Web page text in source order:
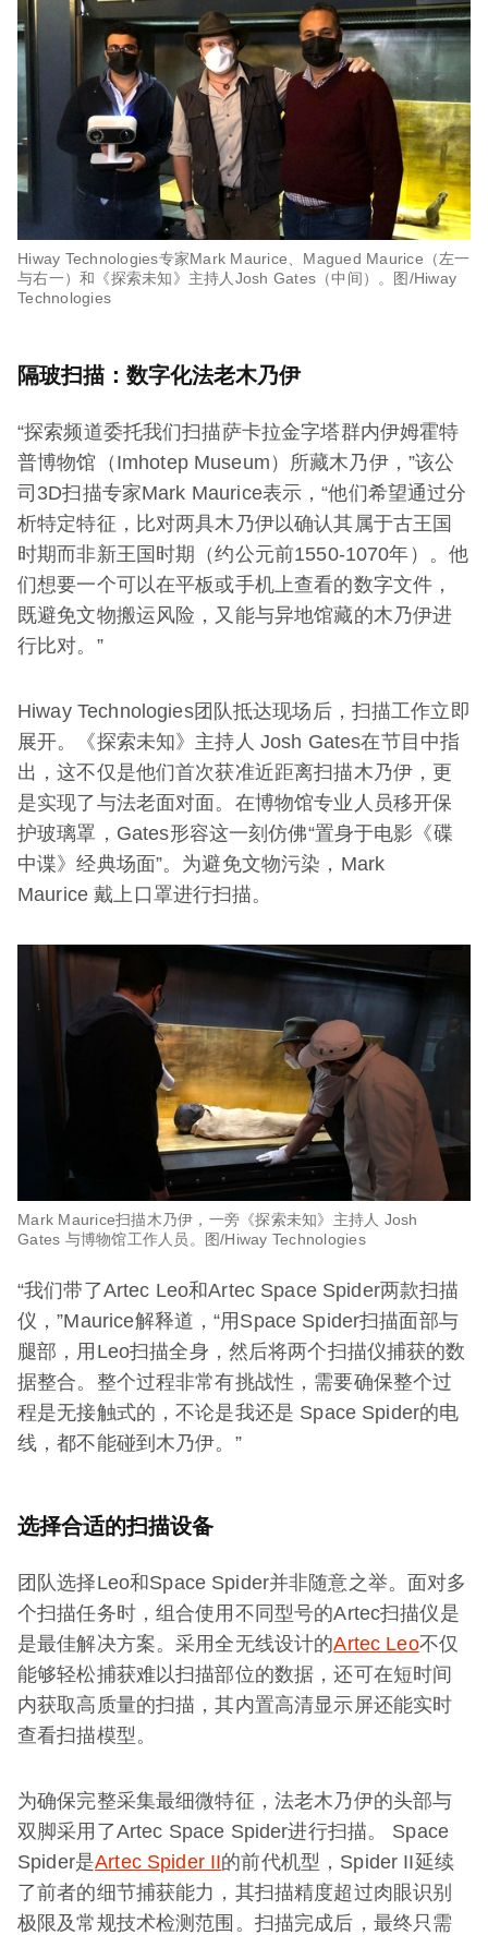
Hiway Technologies专家Mark Maurice、Magued Maurice（左一
与右一）和《探索未知》主持人Josh Gates（中间）。图/Hiway
Technologies
隔玻扫描：数字化法老木乃伊
“探索频道委托我们扫描萨卡拉金字塔群内伊姆霍特
普博物馆（Imhotep Museum）所藏木乃伊，”该公
司3D扫描专家Mark Maurice表示，“他们希望通过分
析特定特征，比对两具木乃伊以确认其属于古王国
时期而非新王国时期（约公元前1550-1070年）。他
们想要一个可以在平板或手机上查看的数字文件，
既避免文物搬运风险，又能与异地馆藏的木乃伊进
行比对。”
Hiway Technologies团队抵达现场后，扫描工作立即
展开。《探索未知》主持人 Josh Gates在节目中指
出，这不仅是他们首次获准近距离扫描木乃伊，更
是实现了与法老面对面。在博物馆专业人员移开保
护玻璃罩，Gates形容这一刻仿佛“置身于电影《碟
中谍》经典场面”。为避免文物污染，Mark
Maurice 戴上口罩进行扫描。
Mark Maurice扫描木乃伊，一旁《探索未知》主持人 Josh
Gates 与博物馆工作人员。图/Hiway Technologies
“我们带了Artec Leo和Artec Space Spider两款扫描
仪，”Maurice解释道，“用Space Spider扫描面部与
腿部，用Leo扫描全身，然后将两个扫描仪捕获的数
据整合。整个过程非常有挑战性，需要确保整个过
程是无接触式的，不论是我还是 Space Spider的电
线，都不能碰到木乃伊。”
选择合适的扫描设备
团队选择Leo和Space Spider并非随意之举。面对多
个扫描任务时，组合使用不同型号的Artec扫描仪是
是最佳解决方案。采用全无线设计的Artec Leo不仅
能够轻松捕获难以扫描部位的数据，还可在短时间
内获取高质量的扫描，其内置高清显示屏还能实时
查看扫描模型。
为确保完整采集最细微特征，法老木乃伊的头部与
双脚采用了Artec Space Spider进行扫描。 Space
Spider是Artec Spider II的前代机型，Spider II延续
了前者的细节捕获能力，其扫描精度超过肉眼识别
极限及常规技术检测范围。扫描完成后，最终只需